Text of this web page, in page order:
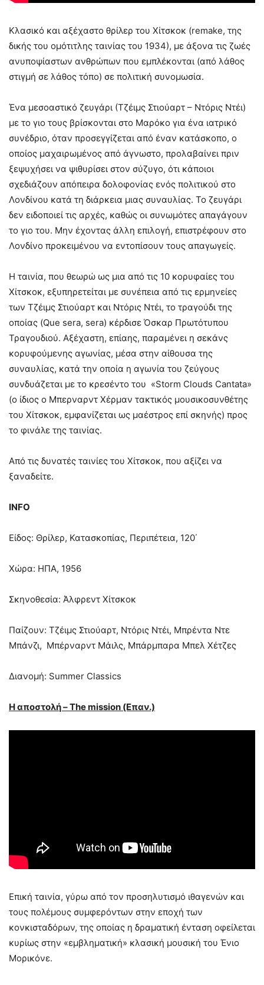
Κλασικό και αξέχαστο θρίλερ του Χίτσκοκ (remake, της
δικής του ομότιτλης ταινίας του 1934), με άξονα τις ζωές
ανυποψίαστων ανθρώπων που εμπλέκονται (από λάθος
στιγμή σε λάθος τόπο) σε πολιτική συνομωσία.
Ένα μεσοαστικό ζευγάρι (Τζέιμς Στιούαρτ – Ντόρις Ντέι)
με το γιο τους βρίσκονται στο Μαρόκο για ένα ιατρικό
συνέδριο, όταν προσεγγίζεται από έναν κατάσκοπο, ο
οποίος μαχαιρωμένος από άγνωστο, προλαβαίνει πριν
ξεψυχήσει να ψιθυρίσει στον σύζυγο, ότι κάποιοι
σχεδιάζουν απόπειρα δολοφονίας ενός πολιτικού στο
Λονδίνου κατά τη διάρκεια μιας συναυλίας. Το ζευγάρι
δεν ειδοποιεί τις αρχές, καθώς οι συνωμότες απαγάγουν
το γιο του. Μην έχοντας άλλη επιλογή, επιστρέφουν στο
Λονδίνο προκειμένου να εντοπίσουν τους απαγωγείς.
Η ταινία, που θεωρώ ως μια από τις 10 κορυφαίες του
Χίτσκοκ, εξυπηρετείται με συνέπεια από τις ερμηνείες
των Τζέιμς Στιούαρτ και Ντόρις Ντέι, το τραγούδι της
οποίας (Que sera, sera) κέρδισε Όσκαρ Πρωτότυπου
Τραγουδιού. Αξέχαστη, επίαης, παραμένει η σεκάνς
κορυφούμενης αγωνίας, μέσα στην αίθουσα της
συναυλίας, κατά την οποία η αγωνία του ζεύγους
συνδυάζεται με το κρεσέντο του «Storm Clouds Cantata»
(ο ίδιος ο Μπερναρντ Χέρμαν τακτικός μουσικοσυνθέτης
του Χίτσκοκ, εμφανίζεται ως μαέστρος επί σκηνής) προς
το φινάλε της ταινίας.
Από τις δυνατές ταινίες του Χίτσκοκ, που αξίζει να
ξαναδείτε.
INFO
Είδος: Θρίλερ, Κατασκοπίας, Περιπέτεια, 120΄
Χώρα: ΗΠΑ, 1956
Σκηνοθεσία: Άλφρεντ Χίτσκοκ
Παίζουν: Τζέιμς Στιούαρτ, Ντόρις Ντέι, Μπρέντα Ντε
Μπάνζι, Μπέρναρντ Μάιλς, Μπάρμπαρα Μπελ Χέτζες
Διανομή: Summer Classics
Η αποστολή –Themission (Επαν.)
Επική ταινία, γύρω από τον προσηλυτισμό ιθαγενών και
τους πολέμους συμφερόντων στην εποχή των
κονκισταδόρων, της οποίας η δραματική ένταση οφείλεται
κυρίως στην «εμβληματική» κλασική μουσική του Ένιο
Μορικόνε.